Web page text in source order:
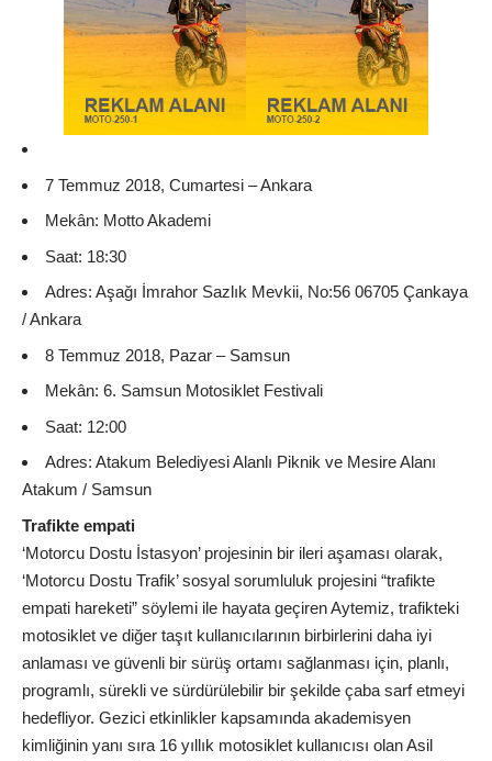
7 Temmuz 2018, Cumartesi – Ankara
Mekân: Motto Akademi
Saat: 18:30
Adres: Aşağı İmrahor Sazlık Mevkii, No:56 06705 Çankaya
/ Ankara
8 Temmuz 2018, Pazar – Samsun
Mekân: 6. Samsun Motosiklet Festivali
Saat: 12:00
Adres: Atakum Belediyesi Alanlı Piknik ve Mesire Alanı
Atakum / Samsun
Trafikte empati
‘Motorcu Dostu İstasyon’ projesinin bir ileri aşaması olarak,
‘Motorcu Dostu Trafik’ sosyal sorumluluk projesini “trafikte
empati hareketi” söylemi ile hayata geçiren Aytemiz, trafikteki
motosiklet ve diğer taşıt kullanıcılarının birbirlerini daha iyi
anlaması ve güvenli bir sürüş ortamı sağlanması için, planlı,
programlı, sürekli ve sürdürülebilir bir şekilde çaba sarf etmeyi
hedefliyor. Gezici etkinlikler kapsamında akademisyen
kimliğinin yanı sıra 16 yıllık motosiklet kullanıcısı olan Asil